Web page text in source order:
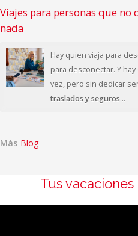
Viajes para personas que
nada
Hay quien viaja para
para desconectar. Y
vez, pero sin dedicar
traslados y seguros...
Más Blog
Tus vacaciones